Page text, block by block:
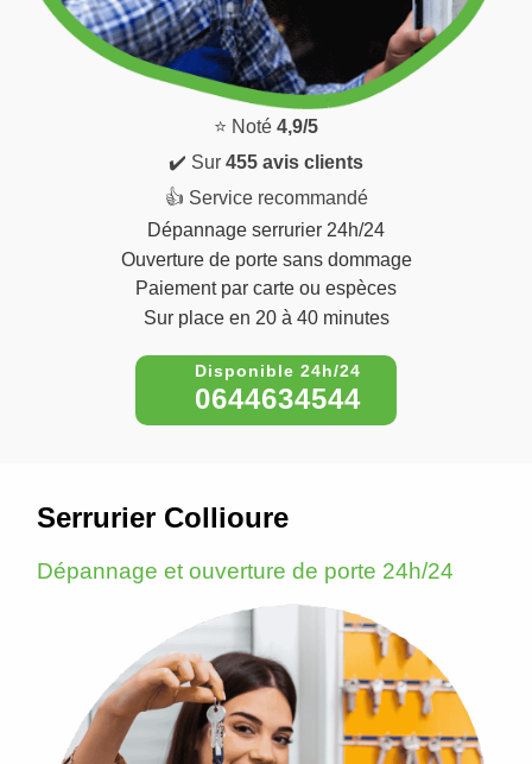
⭐ Noté 4,9/5
✔️ Sur 455 avis clients
👍 Service recommandé
Dépannage serrurier 24h/24
Ouverture de porte sans dommage
Paiement par carte ou espèces
Sur place en 20 à 40 minutes
0644634544
Serrurier Collioure
Dépannage et ouverture de porte 24h/24